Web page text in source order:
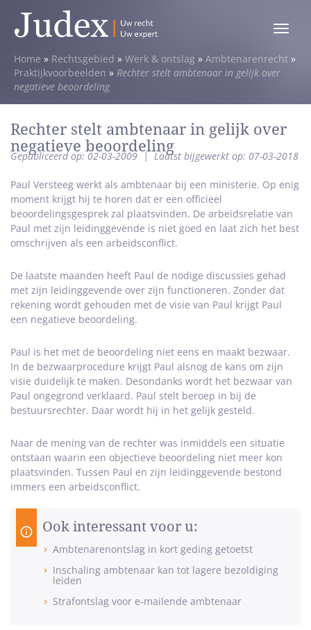
Toggle
Home » Rechtsgebied » Werk & ontslag » Ambtenarenrecht »
Praktijkvoorbeelden » Rechter stelt ambtenaar in gelijk over
negatieve beoordeling
Rechter stelt ambtenaar in gelijk over
negatieve beoordeling
Gepubliceerd op: 02-03-2009 |Laatst bijgewerkt op: 07-03-2018
Paul Versteeg werkt als ambtenaar bij een ministerie. Op enig
moment krijgt hij te horen dat er een officieel
beoordelingsgesprek zal plaatsvinden. De arbeidsrelatie van
Paul met zijn leidinggevende is niet goed en laat zich het best
omschrijven als een arbeidsconflict.
De laatste maanden heeft Paul de nodige discussies gehad
met zijn leidinggevende over zijn functioneren. Zonder dat
rekening wordt gehouden met de visie van Paul krijgt Paul
een negatieve beoordeling.
Paul is het met de beoordeling niet eens en maakt bezwaar.
In de bezwaarprocedure krijgt Paul alsnog de kans om zijn
visie duidelijk te maken. Desondanks wordt het bezwaar van
Paul ongegrond verklaard. Paul stelt beroep in bij de
bestuursrechter. Daar wordt hij in het gelijk gesteld.
Naar de mening van de rechter was inmiddels een situatie
ontstaan waarin een objectieve beoordeling niet meer kon
plaatsvinden. Tussen Paul en zijn leidinggevende bestond
immers een arbeidsconflict.
Ook interessant voor u:
Ambtenarenontslag in kort geding getoetst
Inschaling ambtenaar kan tot lagere bezoldiging
leiden
Strafontslag voor e-mailende ambtenaar